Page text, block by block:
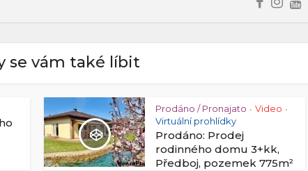
se vám také líbit
Prodáno / Pronajato • Video •
Virtuální prohlídky
Prodáno: Prodej
rodinného domu 3+kk,
Předboj, pozemek 775m²